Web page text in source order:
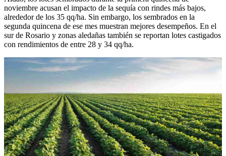
noviembre acusan el impacto de la sequía con rindes más bajos,
alrededor de los 35 qq/ha. Sin embargo, los sembrados en la
segunda quincena de ese mes muestran mejores desempeños. En el
sur de Rosario y zonas aledañas también se reportan lotes castigados
con rendimientos de entre 28 y 34 qq/ha.